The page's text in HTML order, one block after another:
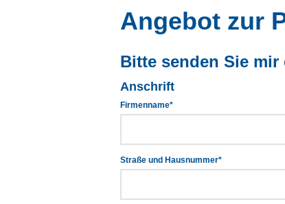
Angebot zur
Bitte senden Sie
Anschrift
Firmenname*
Straße und Hausnummer*